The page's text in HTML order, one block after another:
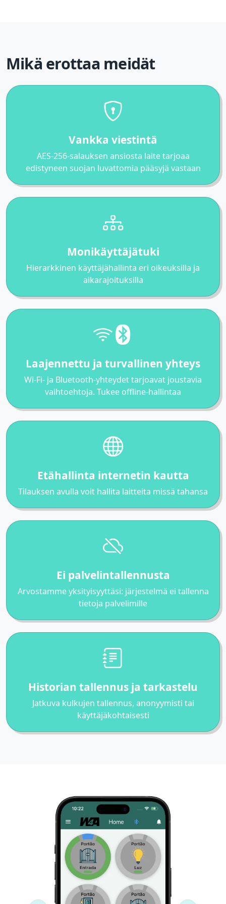
Mikä erottaa meidät
Vankka viestintä
AES-256-salauksen ansiosta laite tarjoaa
edistyneen suojan luvattomia pääsyjä vastaan
Monikäyttäjätuki
Hierarkkinen käyttäjähallinta eri oikeuksilla ja
aikarajoituksilla
Laajennettu ja turvallinen yhteys
Wi-Fi- ja Bluetooth-yhteydet tarjoavat joustavia
vaihtoehtoja. Tukee offline-hallintaa
Etähallinta internetin kautta
Tilauksen avulla voit hallita laitteita missä tahansa
Ei palvelintallennusta
Arvostamme yksityisyyttäsi: järjestelmä ei tallenna
tietoja palvelimille
Historian tallennus ja tarkastelu
Jatkuva kulkujen tallennus, anonyymisti tai
käyttäjäkohtaisesti